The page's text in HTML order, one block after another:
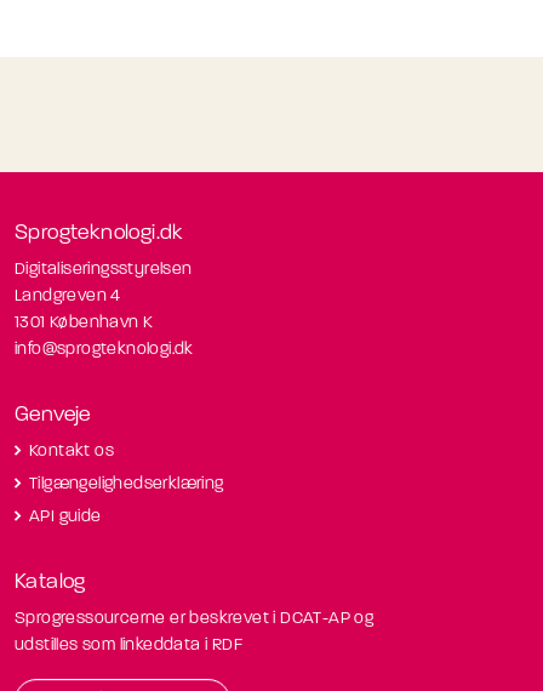
Sprogteknologi.dk
Digitaliseringsstyrelsen
Landgreven 4
1301 København K
info@sprogteknologi.dk
Genveje
Kontakt os
Tilgængelighedserklæring
API guide
Katalog
Sprogressourcerne er beskrevet i DCAT-AP og
udstilles som linkeddata i RDF